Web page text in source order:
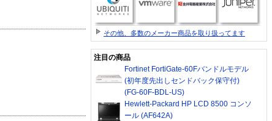
その他、多数のメーカー商品を取り扱ってます
注目の商品
Fortinet FortiGate-60Fバンドルモデル
(初年度先出しセンドバック保守付)
(FG-60F-BDL-US)
Hewlett-Packard HP LCD 8500 コンソ
ール (AF642A)